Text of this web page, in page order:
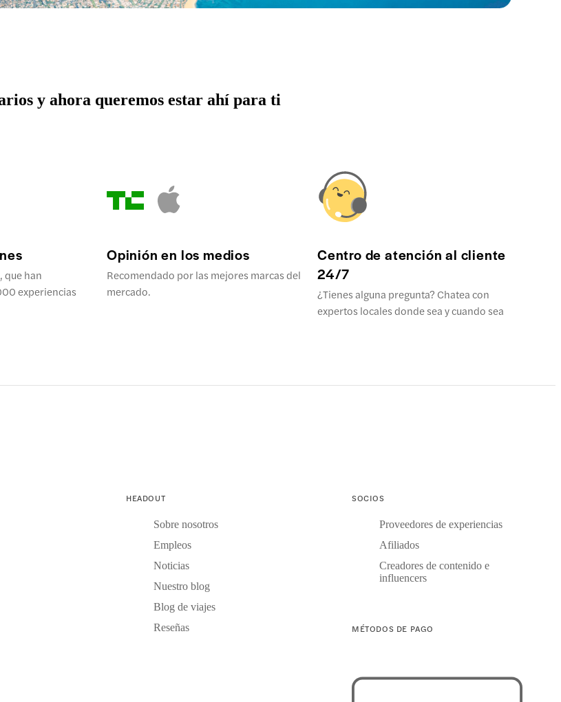
y ahora queremos estar ahí para ti
que han
experiencias
Opinión en los medios
Recomendado por las mejores marcas del
mercado.
Centro de atención al cliente
24/7
¿Tienes alguna pregunta? Chatea con
expertos locales donde sea y cuando sea
HEADOUT
Sobre nosotros
Empleos
Noticias
Nuestro blog
Blog de viajes
Reseñas
SOCIOS
Proveedores de experiencias
Afiliados
Creadores de contenido e
influencers
MÉTODOS DE PAGO